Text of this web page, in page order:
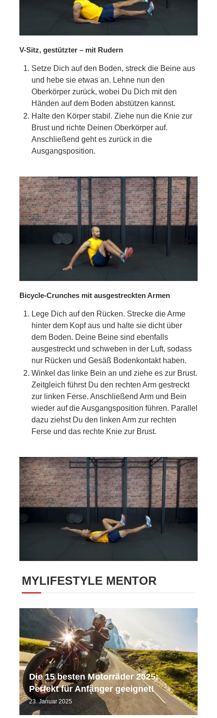
V-Sitz, gestützter – mit Rudern
Setze Dich auf den Boden, streck die Beine aus
und hebe sie etwas an. Lehne nun den
Oberkörper zurück, wobei Du Dich mit den
Händen auf dem Boden abstützen kannst.
Halte den Körper stabil. Ziehe nun die Knie zur
Brust und richte Deinen Oberkörper auf.
Anschließend geht es zurück in die
Ausgangsposition.
Bicycle-Crunches mit ausgestreckten Armen
Lege Dich auf den Rücken. Strecke die Arme
hinter dem Kopf aus und halte sie dicht über
dem Boden. Deine Beine sind ebenfalls
ausgestreckt und schweben in der Luft, sodass
nur Rücken und Gesäß Bodenkontakt haben.
Winkel das linke Bein an und ziehe es zur Brust.
Zeitgleich führst Du den rechten Arm gestreckt
zur linken Ferse. Anschließend Arm und Bein
wieder auf die Ausgangsposition führen. Parallel
dazu ziehst Du den linken Arm zur rechten
Ferse und das rechte Knie zur Brust.
MYLIFESTYLE MENTOR
Die 15 besten Motorräder 2025:
Perfekt für Anfänger geeignet!
23. Januar 2025